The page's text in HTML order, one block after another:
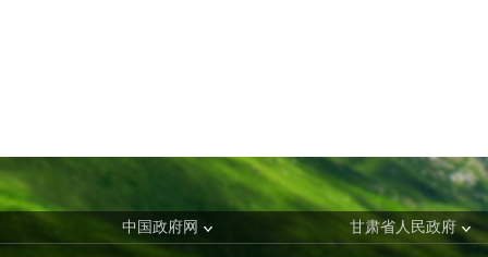
中国政府网 甘肃省人民政府